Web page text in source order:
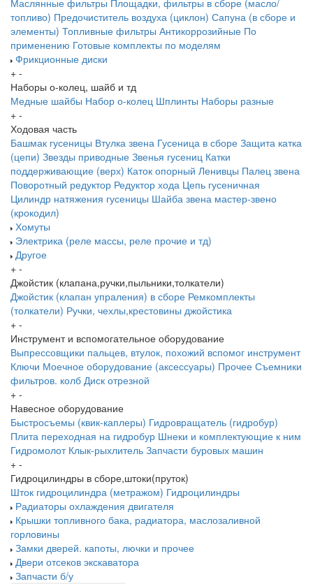
Маслянные фильтры Площадки, фильтры в сборе (масло/
топливо) Предочиститель воздуха (циклон) Сапуна (в сборе и
элементы) Топливные фильтры Антикоррозийные По
применению Готовые комплекты по моделям
Фрикционные диски
+ -
Наборы о-колец, шайб и тд
Медные шайбы Набор о-колец Шплинты Наборы разные
+ -
Ходовая часть
Башмак гусеницы Втулка звена Гусеница в сборе Защита катка
(цепи) Звезды приводные Звенья гусениц Катки
поддерживающие (верх) Каток опорный Ленивцы Палец звена
Поворотный редуктор Редуктор хода Цепь гусеничная
Цилиндр натяжения гусеницы Шайба звена мастер-звено
(крокодил)
Хомуты
Электрика (реле массы, реле прочие и тд)
Другое
+ -
Джойстик (клапана,ручки,пыльники,толкатели)
Джойстик (клапан упраления) в сборе Ремкомплекты
(толкатели) Ручки, чехлы,крестовины джойстика
+ -
Инструмент и вспомогательное оборудование
Выпрессовщики пальцев, втулок, похожий вспомог инструмент
Ключи Моечное оборудование (аксессуары) Прочее Съемники
фильтров. колб Диск отрезной
+ -
Навесное оборудование
Быстросъемы (квик-каплеры) Гидровращатель (гидробур)
Плита переходная на гидробур Шнеки и комплектующие к ним
Гидромолот Клык-рыхлитель Запчасти буровых машин
+ -
Гидроцилиндры в сборе,штоки(пруток)
Шток гидроцилиндра (метражом) Гидроцилиндры
Радиаторы охлаждения двигателя
Крышки топливного бака, радиатора, маслозаливной
горловины
Замки дверей. капоты, лючки и прочее
Двери отсеков экскаватора
Запчасти б/у